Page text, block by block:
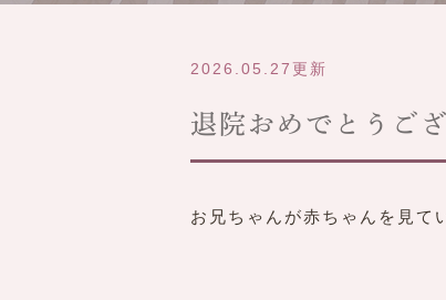
2026.05.27更新
退院おめでとうご
お兄ちゃんが赤ちゃんを見て